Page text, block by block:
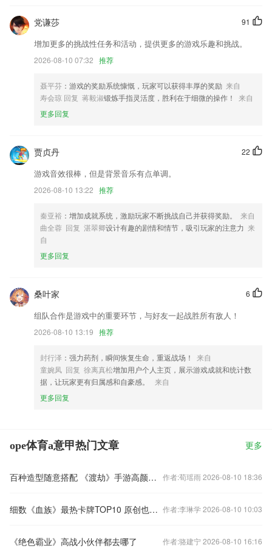
通，现在可以通过微信直接联系作者了~
小部件增加背景和字体颜色设置
长江日报现已更名为大武汉
联系我们
以上就是ope体育a意甲的介绍，如果您喜欢这款软件，您可以到应用商
店进行打分评论，说出您的使用经历，以帮助我们更好的对产品进行优化
91
党谦莎
增加更多的挑战性任务和活动，提供更多的游戏乐趣和挑战。
2026-08-10 07:32 推荐
聂平芬 ：游戏的奖励系统慷慨，玩家可以获得丰厚的奖励 来自
寿会琼 回复 蒋毅淑锻炼手指灵活度，胜利在于细微的操作！
来自
更多回复
22
贾贞丹
游戏音效很棒，但是背景音乐有点单调。
2026-08-10 13:22 推荐
秦亚裕 ：增加成就系统，激励玩家不断挑战自己并获得奖励。
来自
曲全蓉 回复 湛翠卿设计有趣的剧情和情节，吸引玩家的注意力 来
自
更多回复
6
桑叶家
组队合作是游戏中的重要环节，与好友一起战胜所有敌人！
2026-08-10 13:19 推荐
封行泽 ：强力药剂，瞬间恢复生命，重返战场！
来自
童婉凤 回复 徐离真松增加用户个人主页，展示游戏成就和统计数
据，让玩家更有归属感和自豪感。
来自
更多回复
ope体育a意甲热门文章 更多
百种造型随意搭配 《渡劫》手游高颜时装引围观 作者:荀瑶雨 2026-08-10 18:36
细数《血族》最热卡牌TOP10 原创也有一片天！ 作者:李琳学 2026-08-10 10:03
《绝色霸业》高战小伙伴都去哪了 作者:骆建宁 2026-08-10 16:16